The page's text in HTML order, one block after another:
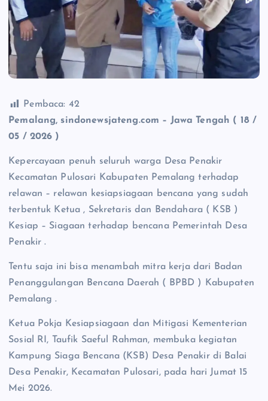
Pembaca: 42
Pemalang, sindonewsjateng.com – Jawa Tengah ( 18 /
05 / 2026 )
Kepercayaan penuh seluruh warga Desa Penakir
Kecamatan Pulosari Kabupaten Pemalang terhadap
relawan – relawan kesiapsiagaan bencana yang sudah
terbentuk Ketua , Sekretaris dan Bendahara ( KSB )
Kesiap – Siagaan terhadap bencana Pemerintah Desa
Penakir .
Tentu saja ini bisa menambah mitra kerja dari Badan
Penanggulangan Bencana Daerah ( BPBD ) Kabupaten
Pemalang .
Ketua Pokja Kesiapsiagaan dan Mitigasi Kementerian
Sosial RI, Taufik Saeful Rahman, membuka kegiatan
Kampung Siaga Bencana (KSB) Desa Penakir di Balai
Desa Penakir, Kecamatan Pulosari, pada hari Jumat 15
Mei 2026.